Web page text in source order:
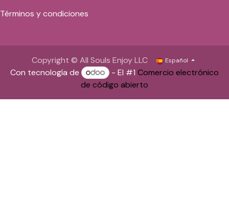
Términos y condiciones
Copyright © All Souls Enjoy LLC Español
Con tecnología de - El #1 Comercio electrónico
de código abierto